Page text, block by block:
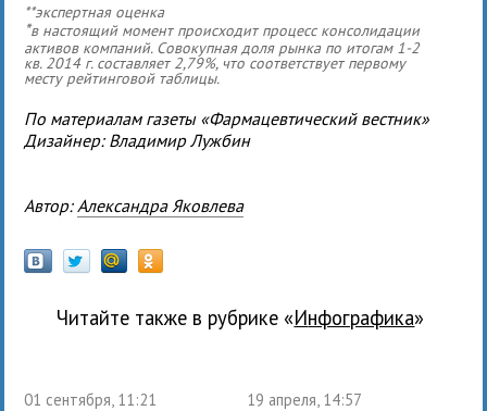
**экспертная оценка
*в настоящий момент происходит процесс консолидации
активов компаний. Совокупная доля рынка по итогам 1-2
кв. 2014 г. составляет 2,79%, что соответствует первому
месту рейтинговой таблицы.
По мате­ри­а­лам газеты «Фармацевтический вестник»
Дизайнер: Владимир Лужбин
Автор: Александра Яковлева
Читайте также в рубрике « Инфографика»
01 сентября, 11:21 19 апреля, 14:57